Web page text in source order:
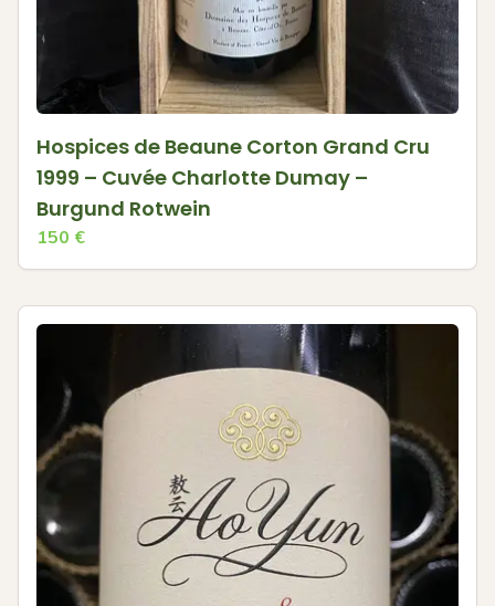
Hospices de Beaune Corton Grand Cru
1999 – Cuvée Charlotte Dumay –
Burgund Rotwein
150 €